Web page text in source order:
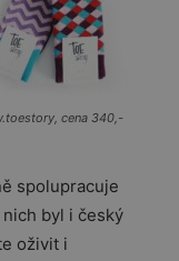
cena 340,-
spolupracuje
byl i český
oživit i